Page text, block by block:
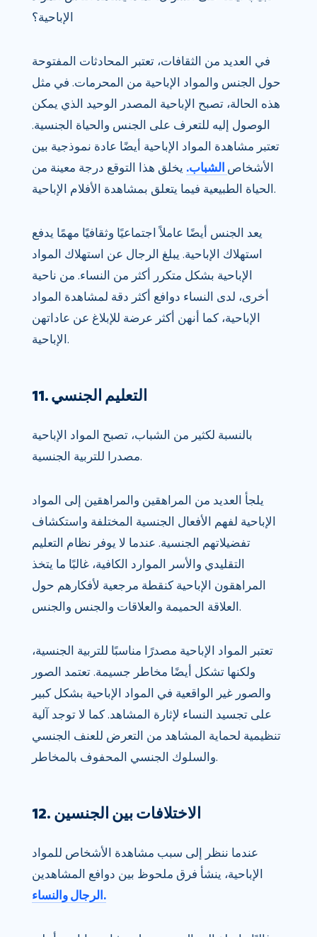
الإباحية؟
في العديد من الثقافات، تعتبر المحادثات المفتوحة
حول الجنس والمواد الإباحية من المحرمات. في مثل
هذه الحالة، تصبح الإباحية المصدر الوحيد الذي يمكن
الوصول إليه للتعرف على الجنس والحياة الجنسية.
تعتبر مشاهدة المواد الإباحية أيضًا عادة نموذجية بين
الأشخاص الشباب. يخلق هذا التوقع درجة معينة من
الحياة الطبيعية فيما يتعلق بمشاهدة الأفلام الإباحية.
يعد الجنس أيضًا عاملاً اجتماعيًا وثقافيًا مهمًا يدفع
استهلاك الإباحية. يبلغ الرجال عن استهلاك المواد
الإباحية بشكل متكرر أكثر من النساء. من ناحية
أخرى، لدى النساء دوافع أكثر دقة لمشاهدة المواد
الإباحية، كما أنهن أكثر عرضة للإبلاغ عن عاداتهن
الإباحية.
11. التعليم الجنسي
بالنسبة لكثير من الشباب، تصبح المواد الإباحية
مصدرا للتربية الجنسية.
يلجأ العديد من المراهقين والمراهقين إلى المواد
الإباحية لفهم الأفعال الجنسية المختلفة واستكشاف
تفضيلاتهم الجنسية. عندما لا يوفر نظام التعليم
التقليدي والأسر الموارد الكافية، غالبًا ما يتخذ
المراهقون الإباحية كنقطة مرجعية لأفكارهم حول
العلاقة الحميمة والعلاقات والجنس والجنس.
تعتبر المواد الإباحية مصدرًا مناسبًا للتربية الجنسية،
ولكنها تشكل أيضًا مخاطر جسيمة. تعتمد الصور
والصور غير الواقعية في المواد الإباحية بشكل كبير
على تجسيد النساء لإثارة المشاهد. كما لا توجد آلية
تنظيمية لحماية المشاهد من التعرض للعنف الجنسي
والسلوك الجنسي المحفوف بالمخاطر.
12. الاختلافات بين الجنسين
عندما ننظر إلى سبب مشاهدة الأشخاص للمواد
الإباحية، ينشأ فرق ملحوظ بين دوافع المشاهدين
الرجال والنساء.